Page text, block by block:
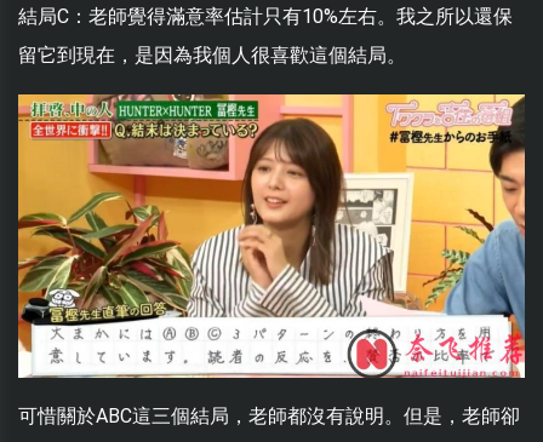
結局C：老師覺得滿意率估計只有10%左右。我之所以還保
留它到現在，是因為我個人很喜歡這個結局。
可惜關於ABC這三個結局，老師都沒有說明。但是，老師卻